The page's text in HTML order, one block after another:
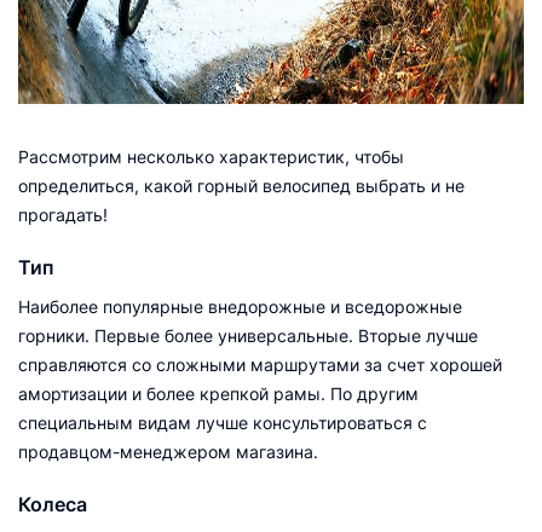
Рассмотрим несколько характеристик, чтобы
определиться, какой горный велосипед выбрать и не
прогадать!
Тип
Наиболее популярные внедорожные и вседорожные
горники. Первые более универсальные. Вторые лучше
справляются со сложными маршрутами за счет хорошей
амортизации и более крепкой рамы. По другим
специальным видам лучше консультироваться с
продавцом-менеджером магазина.
Колеса